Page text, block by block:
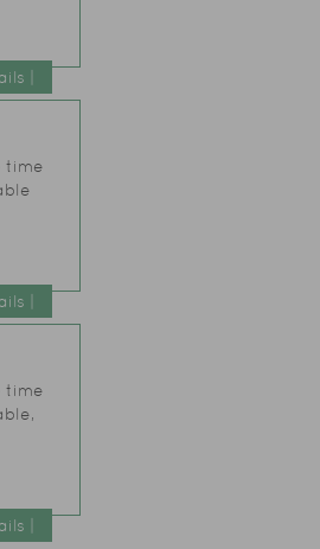
|
time
|
time
|